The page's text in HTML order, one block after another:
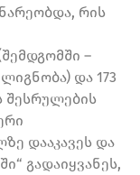
რის
–
და 173
შესრულების
დააკავეს და
გადაიყვანეს,